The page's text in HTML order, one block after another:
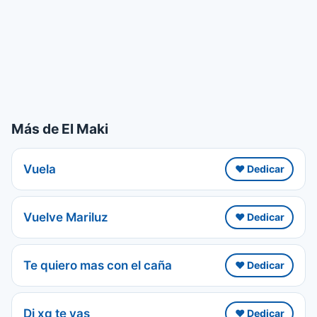
Más de El Maki
Vuela ❤️ Dedicar
Vuelve Mariluz ❤️ Dedicar
Te quiero mas con el caña ❤️ Dedicar
Di xq te vas ❤️ Dedicar